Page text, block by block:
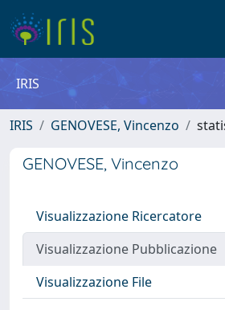
IRIS
IRIS GENOVESE, Vincenzo
GENOVESE, Vincenzo
Visualizzazione Ricercatore
Visualizzazione Pubblicazione
Visualizzazione File